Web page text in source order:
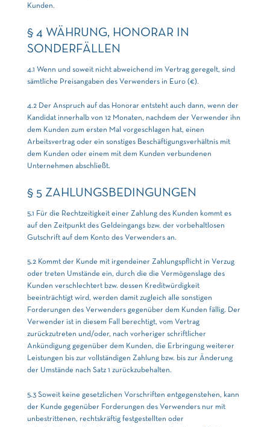
Kunden.
§ 4 WÄHRUNG, HONORAR IN
SONDERFÄLLEN
4.1 Wenn und soweit nicht abweichend im Vertrag geregelt, sind
sämtliche Preisangaben des Verwenders in Euro (€).
4.2 Der Anspruch auf das Honorar entsteht auch dann, wenn der
Kandidat innerhalb von 12 Monaten, nachdem der Verwender ihn
dem Kunden zum ersten Mal vorgeschlagen hat, einen
Arbeitsvertrag oder ein sonstiges Beschäftigungsverhältnis mit
dem Kunden oder einem mit dem Kunden verbundenen
Unternehmen abschließt.
§ 5 ZAHLUNGSBEDINGUNGEN
5.1 Für die Rechtzeitigkeit einer Zahlung des Kunden kommt es
auf den Zeitpunkt des Geldeingangs bzw. der vorbehaltlosen
Gutschrift auf dem Konto des Verwenders an.
5.2 Kommt der Kunde mit irgendeiner Zahlungspflicht in Verzug
oder treten Umstände ein, durch die die Vermögenslage des
Kunden verschlechtert bzw. dessen Kreditwürdigkeit
beeinträchtigt wird, werden damit zugleich alle sonstigen
Forderungen des Verwenders gegenüber dem Kunden fällig. Der
Verwender ist in diesem Fall berechtigt, vom Vertrag
zurückzutreten und/oder, nach vorheriger schriftlicher
Ankündigung gegenüber dem Kunden, die Erbringung weiterer
Leistungen bis zur vollständigen Zahlung bzw. bis zur Änderung
der Umstände nach Satz 1 zurückzubehalten.
5.3 Soweit keine gesetzlichen Vorschriften entgegenstehen, kann
der Kunde gegenüber Forderungen des Verwenders nur mit
unbestrittenen, rechtskräftig festgestellten oder